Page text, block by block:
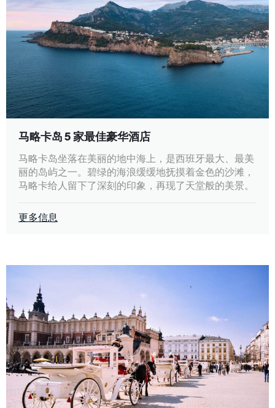
马略卡岛 5 家最佳豪华酒店
马略卡岛坐落在美丽的地中海上，是西班牙最大、最美
丽的岛屿之一。碧绿的海浪缓缓地抚摸着金色的沙滩，
马略卡给人留下了深刻的印象，再现了天堂般的美景。
更多信息